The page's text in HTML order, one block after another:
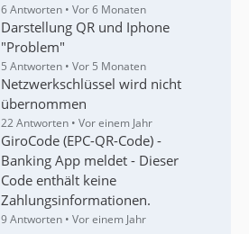
6 Antworten Vor 6 Monaten
Darstellung QR und Iphone
"Problem"
5 Antworten Vor 5 Monaten
Netzwerkschlüssel wird nicht
übernommen
22 Antworten Vor einem Jahr
GiroCode (EPC-QR-Code) -
Banking App meldet - Dieser
Code enthält keine
Zahlungsinformationen.
9 Antworten Vor einem Jahr